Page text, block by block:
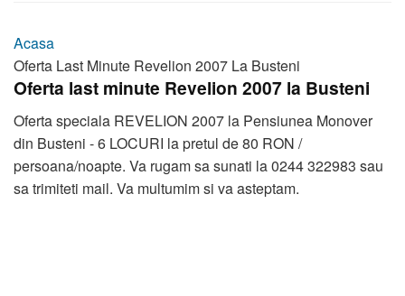
Acasa
Oferta Last Minute Revelion 2007 La Busteni
Oferta last minute Revelion 2007 la Busteni
Oferta speciala REVELION 2007 la Pensiunea Monover
din Busteni - 6 LOCURI la pretul de 80 RON /
persoana/noapte. Va rugam sa sunati la 0244 322983 sau
sa trimiteti mail. Va multumim si va asteptam.